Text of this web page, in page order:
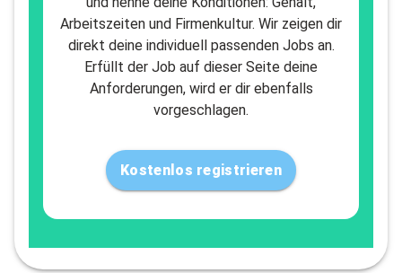
Arbeitszeiten und Firmenkultur. Wir zeigen dir
direkt deine individuell passenden Jobs an.
Erfüllt der Job auf dieser Seite deine
Anforderungen, wird er dir ebenfalls
vorgeschlagen.
Kostenlos registrieren